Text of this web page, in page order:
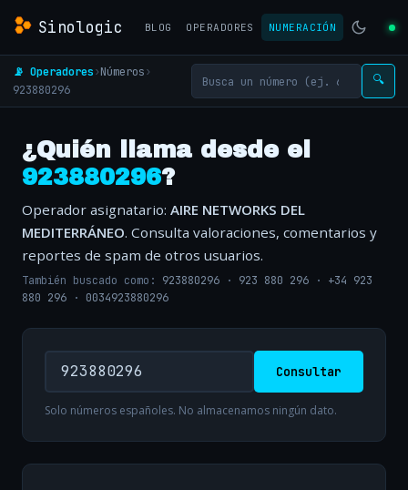
Sinologic BLOG OPERADORES NUMERACIÓN
📡 Operadores›Números›
923880296
🔍
¿Quién llama desde el
923880296?
Operador asignatario: AIRE NETWORKS DEL
MEDITERRÁNEO. Consulta valoraciones, comentarios y
reportes de spam de otros usuarios.
También buscado como: 923880296 · 923 880 296 · +34 923
880 296 · 0034923880296
Consultar
Solo números españoles. No almacenamos ningún dato.